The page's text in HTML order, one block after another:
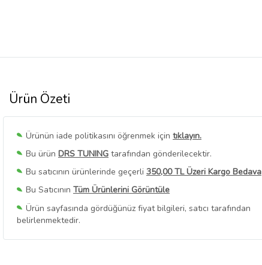
Ürün Özeti
Ürünün iade politikasını öğrenmek için tıklayın.
Bu ürün DRS TUNING tarafından gönderilecektir.
Bu satıcının ürünlerinde geçerli 350,00 TL Üzeri Kargo Bedava
Bu Satıcının Tüm Ürünlerini Görüntüle
Ürün sayfasında gördüğünüz fiyat bilgileri, satıcı tarafından
belirlenmektedir.